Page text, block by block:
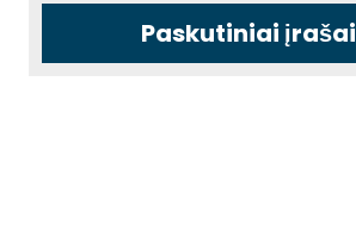
Paskutiniai įrašai